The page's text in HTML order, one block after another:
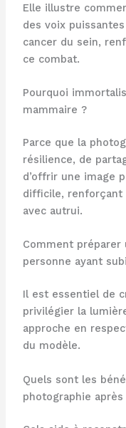
Elle illustre
des voix
cancer du sein,
ce combat.
Pourquoi
mammaire ?
Parce que la
résilience, de
d’offrir une image
difficile, renforçant
avec autrui.
Comment préparer
personne ayant
Il est essentiel de
privilégier la
approche en
du modèle.
Quels sont les
photographie